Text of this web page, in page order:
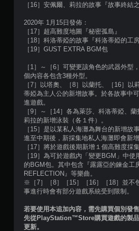
［16］安佩爾、莉拉的故事『故事終結之
2020年 1月15日發佈：
［17］超高難度地圖『秘密孤島』
［18］科洛蒂婭的故事『科洛蒂婭的工房
［19］GUST EXTRA BGM包
［1］～［6］可變更該角色的武器外型
個內容各包含3種外型。
［7］以塔奧、［8］以蘭托、［16］以
蒂婭為主人公的新增故事。於各故事中
進遊戲。
［9］～［14］各為萊莎、科洛蒂婭、蘭
莉拉的新增泳裝（各１件）。
［15］是以某私人海灘為舞台的新增故
進至中期後，新採集地私人海灘即會新增
［17］將於遊戲後期新增１個高難度採集
［19］為可於遊戲內「變更BGM」中
的BGM包。其中包含『露露亞的鍊金工
REFLECTION』等樂曲。
※［7］［8］［15］［16］［18］並不
事進行時會有部分遊戲系統受到限制。
若要使用本追加內容，需先購買個別發
先從PlayStation™Store購買遊戲的製
更新。